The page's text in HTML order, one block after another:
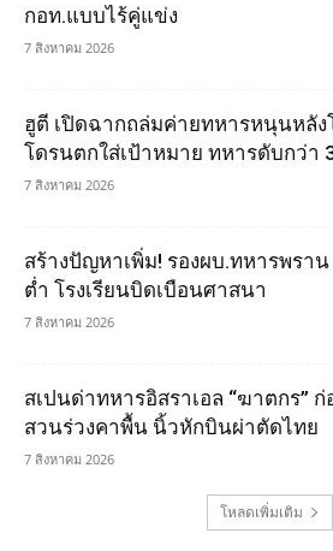
กอท.แบบไร้คู่แข่ง
7 สิงหาคม 2026
ฮูตี เปิดฉากถล่มค่ายทหารหนุนหลั
โดรนตกใส่เป้าหมาย ทหารดับกว่า
7 สิงหาคม 2026
สร้างปัญหาเพิ่ม! รองผบ.ทหารพรา
ต่ำ โรงเรียนบิดเบือนศาสนา
7 สิงหาคม 2026
สเปนด่าทหารอิสราเอล “ฆาตกร”
สวนร่วงคาพื้น นิ้วหักบินผ่าตัดไทย
7 สิงหาคม 2026
โหลดเพิ่มเติม